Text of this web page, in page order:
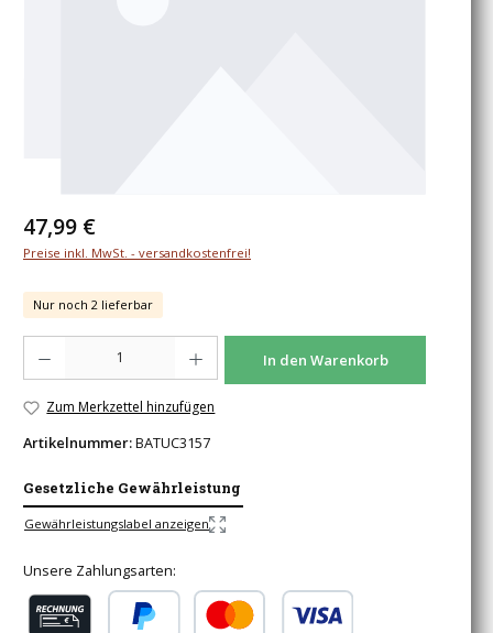
Regulärer Preis:
47,99 €
Preise inkl. MwSt. - versandkostenfrei!
Nur noch 2 lieferbar
Produkt Anzahl: Gib den gewünschten Wert ein oder benutze die
In den Warenkorb
Zum Merkzettel hinzufügen
Artikelnummer:BATUC3157
Gesetzliche Gewährleistung
Gewährleistungslabel anzeigen
Unsere Zahlungsarten: